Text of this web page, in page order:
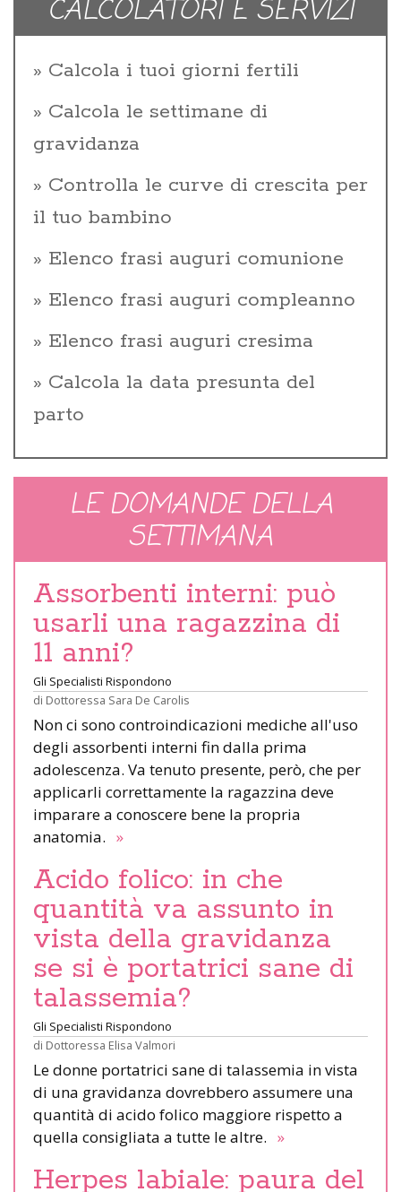
CALCOLATORI E SERVIZI
Calcola i tuoi giorni fertili
Calcola le settimane di
gravidanza
Controlla le curve di crescita per
il tuo bambino
Elenco frasi auguri comunione
Elenco frasi auguri compleanno
Elenco frasi auguri cresima
Calcola la data presunta del
parto
LE DOMANDE DELLA
SETTIMANA
Assorbenti interni: può
usarli una ragazzina di
11 anni?
Gli Specialisti Rispondono
di Dottoressa Sara De Carolis
Non ci sono controindicazioni mediche all'uso
degli assorbenti interni fin dalla prima
adolescenza. Va tenuto presente, però, che per
applicarli correttamente la ragazzina deve
imparare a conoscere bene la propria
anatomia. »
Acido folico: in che
quantità va assunto in
vista della gravidanza
se si è portatrici sane di
talassemia?
Gli Specialisti Rispondono
di Dottoressa Elisa Valmori
Le donne portatrici sane di talassemia in vista
di una gravidanza dovrebbero assumere una
quantità di acido folico maggiore rispetto a
quella consigliata a tutte le altre. »
Herpes labiale: paura del